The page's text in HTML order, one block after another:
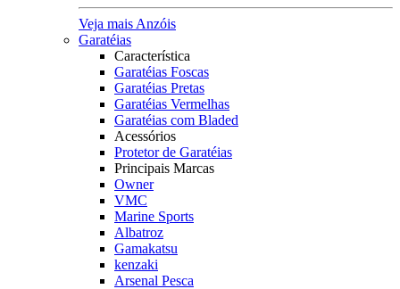
Veja mais Anzóis
Garatéias
Característica
Garatéias Foscas
Garatéias Pretas
Garatéias Vermelhas
Garatéias com Bladed
Acessórios
Protetor de Garatéias
Principais Marcas
Owner
VMC
Marine Sports
Albatroz
Gamakatsu
kenzaki
Arsenal Pesca